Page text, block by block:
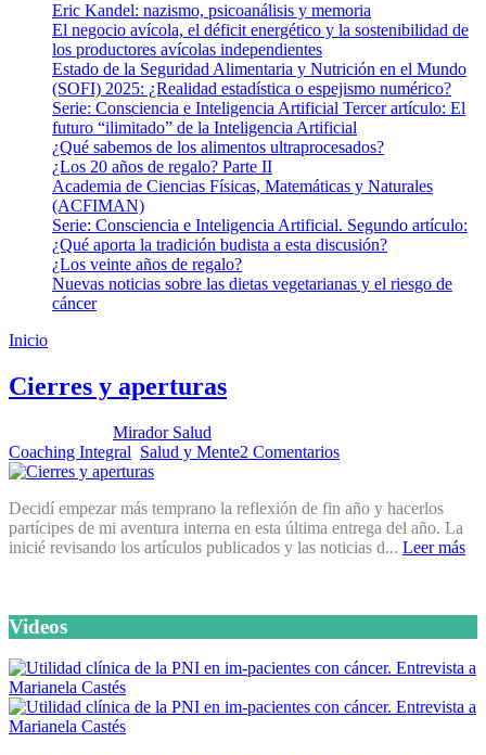
Eric Kandel: nazismo, psicoanálisis y memoria
El negocio avícola, el déficit energético y la sostenibilidad de
los productores avícolas independientes
Estado de la Seguridad Alimentaria y Nutrición en el Mundo
(SOFI) 2025: ¿Realidad estadística o espejismo numérico?
Serie: Consciencia e Inteligencia Artificial Tercer artículo: El
futuro “ilimitado” de la Inteligencia Artificial
¿Qué sabemos de los alimentos ultraprocesados?
¿Los 20 años de regalo? Parte II
Academia de Ciencias Físicas, Matemáticas y Naturales
(ACFIMAN)
Serie: Consciencia e Inteligencia Artificial. Segundo artículo:
¿Qué aporta la tradición budista a esta discusión?
¿Los veinte años de regalo?
Nuevas noticias sobre las dietas vegetarianas y el riesgo de
cáncer
Inicio
Cierres y aperturas
Mirador Salud
Coaching Integral Salud y Mente2 Comentarios
Decidí empezar más temprano la reflexión de fin año y hacerlos
partícipes de mi aventura interna en esta última entrega del año. La
inicié revisando los artículos publicados y las noticias d... Leer más
Videos